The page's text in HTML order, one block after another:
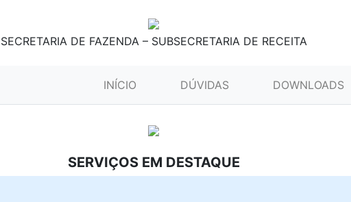
SECRETARIA DE FAZENDA – SUBSECRETARIA DE RECEITA
INÍCIO (CURRENT)DÚVIDAS DOWNLOADS
SERVIÇOS EM DESTAQUE